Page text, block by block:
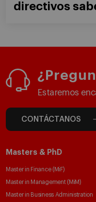
directivos
Estaremos
CONTÁCTANOS
Masters & PhD
Master in Finance (MiF)
Master in Management (MiM)
Master in Business Administration